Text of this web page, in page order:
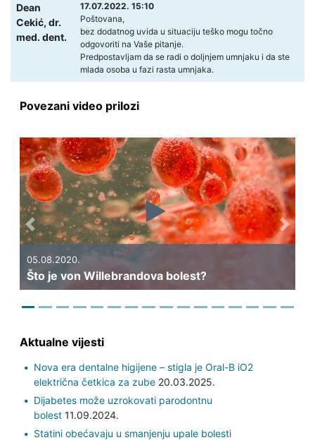
Dean
Cekić, dr.
med. dent.
17.07.2022. 15:10
Poštovana,
bez dodatnog uvida u situaciju teško mogu točno
odgovoriti na Vaše pitanje.
Predpostavljam da se radi o doljnjem umnjaku i da ste
mlada osoba u fazi rasta umnjaka.
Povezani video prilozi
05.08.2020.
Što je von Willebrandova bolest?
Previous Next
Aktualne vijesti
Nova era dentalne higijene – stigla je Oral-B iO2
električna četkica za zube20.03.2025.
Dijabetes može uzrokovati parodontnu
bolest11.09.2024.
Statini obećavaju u smanjenju upale bolesti